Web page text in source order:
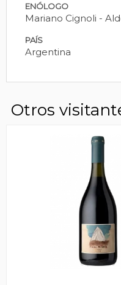
ENÓLOGO
Mariano Cignoli -
PAÍS
Argentina
Otros